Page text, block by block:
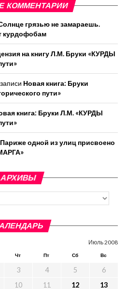
КОММЕНТАРИИ
грязью не замараешь.
курдофобам
на книгу Л.М. Бруки «КУРДЫ
Новая книга: Бруки
пути»
книга: Бруки Л.М. «КУРДЫ
одной из улиц присвоено
АРХИВЫ
Июль 2008
Чт Пт Сб Вс
3 4 5
6
10 11 12
13